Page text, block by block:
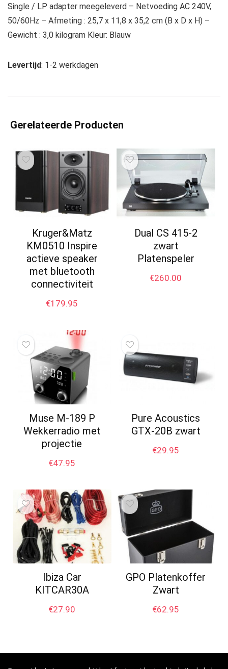
Single / LP adapter meegeleverd – Netvoeding AC 240V,
50/60Hz – Afmeting : 25,7 x 11,8 x 35,2 cm (B x D x H) –
Gewicht : 3,0 kilogram Kleur: Blauw
Levertijd: 1-2 werkdagen
Gerelateerde Producten
Kruger&Matz
KM0510 Inspire
actieve speaker
met bluetooth
connectiviteit
€179.95
Dual CS 415-2
zwart
Platenspeler
€260.00
Muse M-189 P
Wekkerradio met
projectie
€47.95
Pure Acoustics
GTX-20B zwart
€29.95
Ibiza Car
KITCAR30A
€27.90
GPO Platenkoffer
Zwart
€62.95